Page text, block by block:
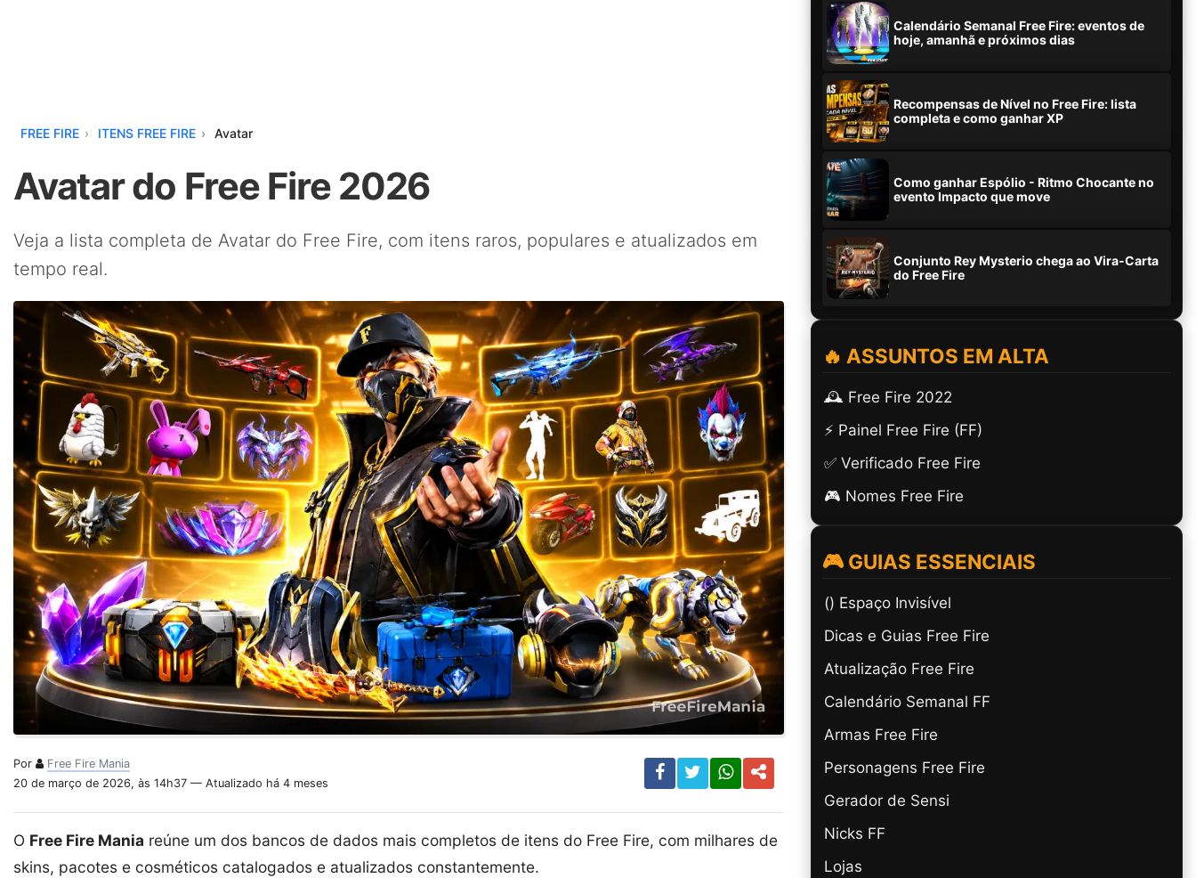
FREE FIRE ITENS FREE FIRE Avatar
Avatar do Free Fire 2026
Veja a lista completa de Avatar do Free Fire, com itens raros, populares e atualizados em
tempo real.
Por
Free Fire Mania
20 de março de 2026, às 14h37 — Atualizado há 4 meses
O Free Fire Mania reúne um dos bancos de dados mais completos de itens do Free Fire, com milhares de
skins, pacotes e cosméticos catalogados e atualizados constantemente.
Calendário Semanal Free Fire: eventos de
hoje, amanhã e próximos dias
Recompensas de Nível no Free Fire: lista
completa e como ganhar XP
Como ganhar Espólio - Ritmo Chocante no
evento Impacto que move
Conjunto Rey Mysterio chega ao Vira-Carta
do Free Fire
🔥 ASSUNTOS EM ALTA
🕰️ Free Fire 2022
⚡ Painel Free Fire (FF)
✅ Verificado Free Fire
🎮 Nomes Free Fire
🎮 GUIAS ESSENCIAIS
(ㅤ) Espaço Invisível
Dicas e Guias Free Fire
Atualização Free Fire
Calendário Semanal FF
Armas Free Fire
Personagens Free Fire
Gerador de Sensi
Nicks FF
Lojas